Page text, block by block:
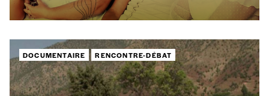
Je commande au numéro
Édition papier (livraison en Belgique
uniquement)
DOCUMENTAIRE RENCONTRE-DÉBAT